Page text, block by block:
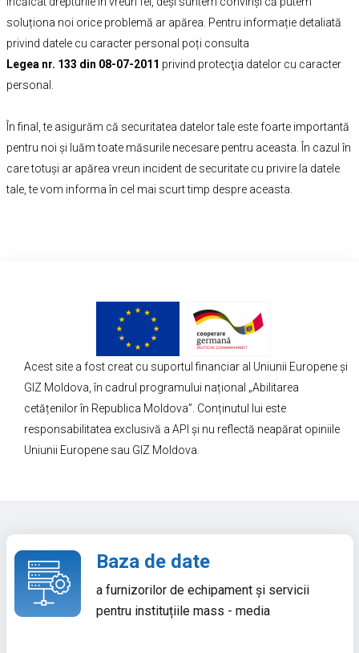
soluționa noi orice problemă ar apărea. Pentru informație detaliată
privind datele cu caracter personal poți consulta
Legea nr. 133 din 08-07-2011 privind protecţia datelor cu caracter
personal.
În final, te asigurăm că securitatea datelor tale este foarte importantă
pentru noi și luăm toate măsurile necesare pentru aceasta. În cazul în
care totuși ar apărea vreun incident de securitate cu privire la datele
tale, te vom informa în cel mai scurt timp despre aceasta.
Acest site a fost creat cu suportul financiar al Uniunii Europene și
GIZ Moldova, în cadrul programului național „Abilitarea
cetățenilor în Republica Moldova”. Conținutul lui este
responsabilitatea exclusivă a API și nu reflectă neapărat opiniile
Uniunii Europene sau GIZ Moldova.
Baza de date
a furnizorilor de echipament și servicii
pentru instituțiile mass - media